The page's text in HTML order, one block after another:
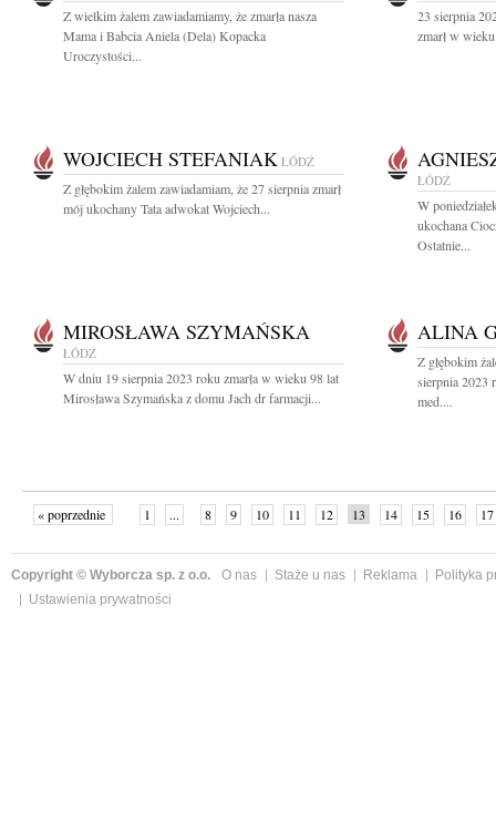
Z wielkim żalem zawiadamiamy, że zmarła nasza
Mama i Babcia Aniela (Dela) Kopacka
Uroczystości...
23 sierpnia
zmarł w
WOJCIECH STEFANIAK ŁÓDŹ
Z głębokim żalem zawiadamiam, że 27 sierpnia zmarł
mój ukochany Tata adwokat Wojciech...
ŁÓDŹ
W
ukochana
Ostatnie...
MIROSŁAWA SZYMAŃSKA
ŁÓDŹ
W dniu 19 sierpnia 2023 roku zmarła w wieku 98 lat
Mirosława Szymańska z domu Jach dr farmacji...
ALINA
Z głębokim
sierpnia 2023
med....
« poprzednie 1 ... 8 9 10 11 12 13 14 15 16 17
Copyright © Wyborcza sp. z o.o. O nas Staże u nas Reklama
Polityka
Ustawienia prywatności